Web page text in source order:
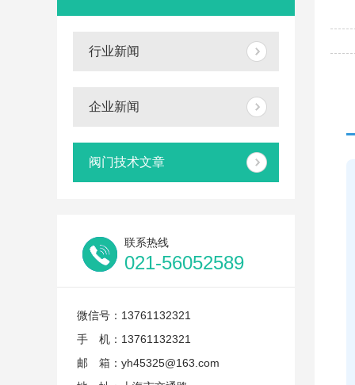
行业新闻
企业新闻
阀门技术文章
联系热线
021-56052589
微信号：13761132321
手 机：13761132321
邮 箱：yh45325@163.com